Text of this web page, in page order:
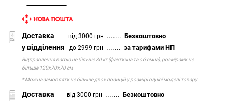
Доставка від 3000 грн .......Безкоштовно
у відділення до 2999 грн .......за тарифами НП
Відправлення вагою не більше 30 кг (фактична та об'ємна), розмірами не
більше 120х70х70 см
* Можна замовляти не більше двох позицій у розмірі однієї моделі товару
Доставка від 3000 грн .......Безкоштовно